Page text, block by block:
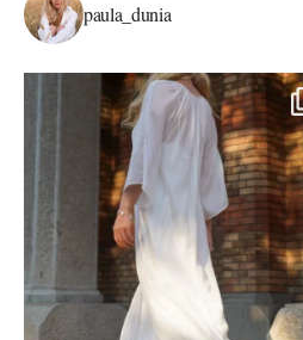
paula_dunia